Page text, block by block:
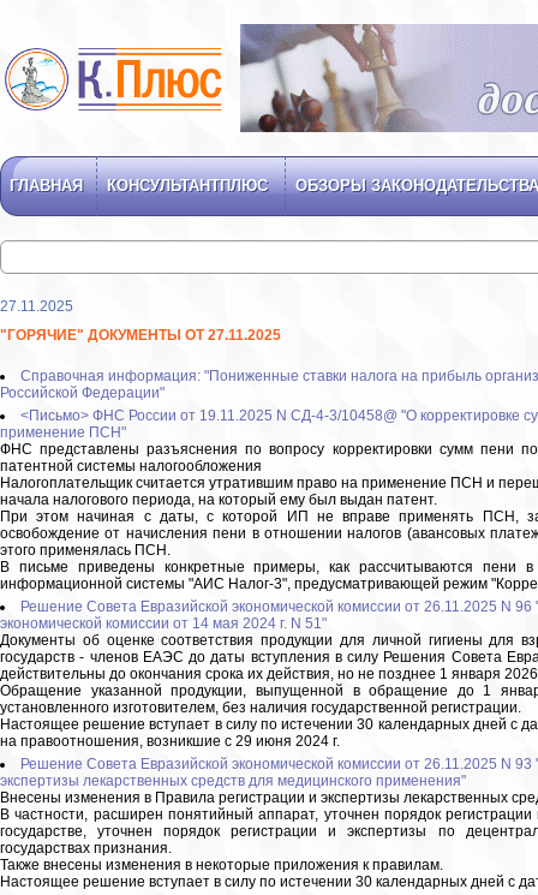
ГЛАВНАЯ КОНСУЛЬТАНТПЛЮС ОБЗОРЫ ЗАКОНОДАТЕЛЬСТВА
27.11.2025
"ГОРЯЧИЕ" ДОКУМЕНТЫ ОТ 27.11.2025
Справочная информация: "Пониженные ставки налога на прибыль
Российской Федерации"
<Письмо> ФНС России от 19.11.2025 N СД-4-3/10458@ "О корректировке
применение ПСН"
ФНС представлены разъяснения по вопросу корректировки сумм
патентной системы налогообложения
Налогоплательщик считается утратившим право на применение ПСН и
начала налогового периода, на который ему был выдан патент.
При этом начиная с даты, с которой ИП не вправе применять ПСН,
освобождение от начисления пени в отношении налогов (авансовых
этого применялась ПСН.
В письме приведены конкретные примеры, как рассчитываются пени
информационной системы "АИС Налог-3", предусматривающей режим
Решение Совета Евразийской экономической комиссии от 26.11.2025 N
экономической комиссии от 14 мая 2024 г. N 51"
Документы об оценке соответствия продукции для личной гигиены для
государств - членов ЕАЭС до даты вступления в силу Решения Совета
действительны до окончания срока их действия, но не позднее 1 января
Обращение указанной продукции, выпущенной в обращение до 1
установленного изготовителем, без наличия государственной регистрации.
Настоящее решение вступает в силу по истечении 30 календарных дней с
на правоотношения, возникшие с 29 июня 2024 г.
Решение Совета Евразийской экономической комиссии от 26.11.2025 N
экспертизы лекарственных средств для медицинского применения"
Внесены изменения в Правила регистрации и экспертизы лекарственных
В частности, расширен понятийный аппарат, уточнен порядок
государстве, уточнен порядок регистрации и экспертизы по
государствах признания.
Также внесены изменения в некоторые приложения к правилам.
Настоящее решение вступает в силу по истечении 30 календарных дней с